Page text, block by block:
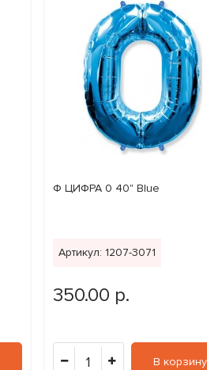
Ф ЦИФРА 0 40" Blue
Артикул: 1207-3071
350.00 р.
1 В корзину